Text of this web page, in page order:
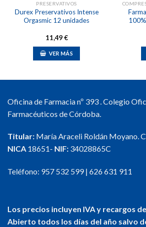
PRESERVATIVOS
Durex Preservativos Intense
Orgasmic 12 unidades
11,49€
VER MÁS
Oficina de Farmacia nº 393 . Colegio
Farmacéuticos de Córdoba.
Titular: María Araceli Roldán Moyano.
NICA 18651- NIF: 34028865C
Teléfono: 957 532 599| 626 631 911
Los precios incluyen IVA y recargos
Abierto todos los días del año salvo